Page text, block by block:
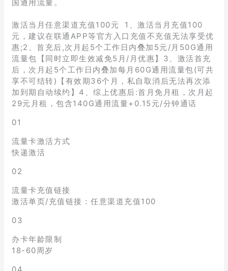
国通用流量。
激活当月任意渠道充值100元 1、激活当月充值100
元，建议在联通APP等官方入口充值不充值无法享受优
惠;2、首充后,次月起5个工作日内叠加5元/月50G通用
流量包【同时立即生效减免5月/月优惠】3、激活首充
后，次月起5个工作日内叠加每月60G通用流量包(可共
享不可结转)【有效期36个月，私自取消后无法再次添
加到期自动续约】4、综上优惠后:首月免月租，次月起
29元月租，包含140G通用流量+0.15元/分钟通话
01
流量卡激活方式
快递激活
02
流量卡充值链接
激活单页/充值链接：任意渠道充值100
03
办卡年龄限制
18-60周岁
04